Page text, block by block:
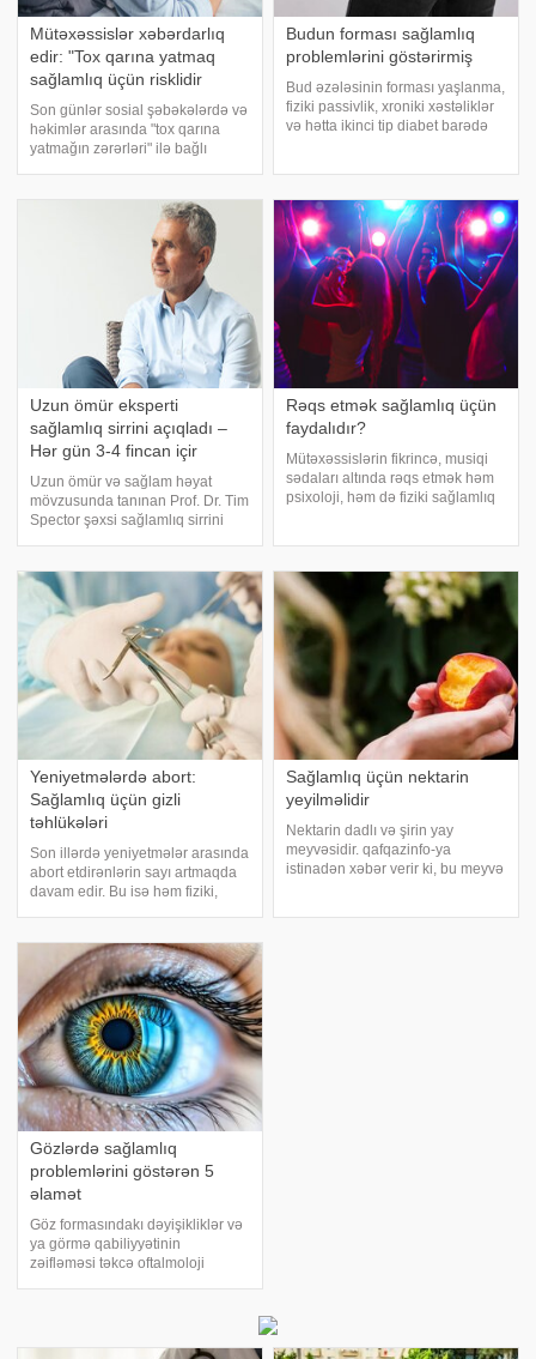
Mütəxəssislər xəbərdarlıq
edir: "Tox qarına yatmaq
sağlamlıq üçün risklidir
Son günlər sosial şəbəkələrdə və
həkimlər arasında "tox qarına
yatmağın zərərləri" ilə bağlı
yemək qəbul edib yatmaq, bir çox
sağlamlıq problemlərini
Budun forması sağlamlıq
problemlərini göstərirmiş
Bud əzələsinin forması yaşlanma,
fiziki passivlik, xroniki xəstəliklər
və hətta ikinci tip diabet barədə
dəyişiklikləri əks etdirdiyin
Uzun ömür eksperti
sağlamlıq sirrini açıqladı –
Hər gün 3-4 fincan içir
Uzun ömür və sağlam həyat
mövzusunda tanınan Prof. Dr. Tim
Spector şəxsi sağlamlıq sirrini
bildirir ki, hər gün 3-4 fincan
qəhvə içir və bunun sağlamlığın
Rəqs etmək sağlamlıq üçün
faydalıdır?
Mütəxəssislərin fikrincə, musiqi
sədaları altında rəqs etmək həm
psixoloji, həm də fiziki sağlamlıq
gündəlik yandırdığı kaloriləri
Yeniyetmələrdə abort:
Sağlamlıq üçün gizli
təhlükələri
Son illərdə yeniyetmələr arasında
abort etdirənlərin sayı artmaqda
davam edir. Bu isə həm fiziki,
hansı təhlükələri var?. xəbər verir
ki, tibbi ekspertləri
Sağlamlıq üçün nektarin
yeyilməlidir
Nektarin dadlı və şirin yay
meyvəsidir. qafqazinfo-ya
istinadən xəbər verir ki, bu meyvə
Gözlərdə sağlamlıq
problemlərini göstərən 5
əlamət
Göz formasındakı dəyişikliklər və
ya görmə qabiliyyətinin
zəifləməsi təkcə oftalmoloji